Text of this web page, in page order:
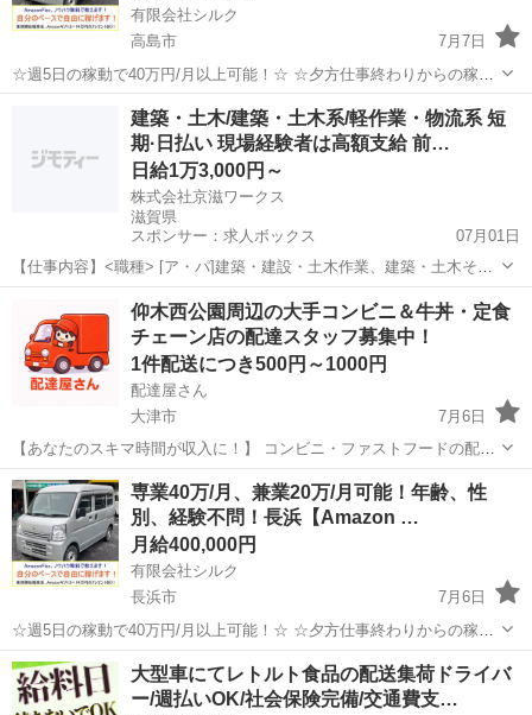
有限会社シルク
高島市
7月7日
☆週5日の稼動で40万円/月以上可能！☆ ☆夕方仕事終わりからの稼
働、休日の稼動で20万円/月以上可能！☆ ☆雇われない働き方、自由な
スタイルでの働き方を【Amazon Flex】で始めましょう！☆ 個人事業
高島市 配送 Amazon
建築・土木/建築・土木系/軽作業・物流系 短
期·日払い 現場経験者は高額支給 前…
日給1万3,000円～
株式会社京滋ワークス
滋賀県
スポンサー：求人ボックス
07月01日
【仕事内容】<職種> [ア・パ]建築・建設・土木作業、建築・土木その
他、軽作業・物流その他 <雇用形態> アルバイト・パート <給与>
[ア・パ]日給13,000円～ 交通費:一部支給 規定内支給 / 経験者歓迎! 高
額支給でご案...
アルバイト・パート
仰木西公園周辺の大手コンビニ＆牛丼・定食
チェーン店の配達スタッフ募集中！
1件配送につき500円～1000円
配達屋さん
大津市
7月6日
【あなたのスキマ時間が収入に！】 コンビニ・ファストフードの配達
バイト、始めませんか？ アプリで空いた時間にサクッと配達！ 配達す
るかどうかは、オファーを見てその場で自由に決められます♪
―――――――――― ...
滋賀 大津市 配送 スタッフ
専業40万/月、兼業20万/月可能！年齢、性
別、経験不問！長浜【Amazon …
月給400,000円
有限会社シルク
長浜市
7月6日
☆週5日の稼動で40万円/月以上可能！☆ ☆夕方仕事終わりからの稼
働、休日の稼動で20万円/月以上可能！☆ ☆雇われない働き方、自由な
スタイルでの働き方を【Amazon Flex】で始めましょう！☆ 個人事業
主とし...
滋賀 長浜市 配送 Amazon
大型車にてレトルト食品の配送集荷ドライバ
ー/週払いOK/社会保険完備/交通費支…